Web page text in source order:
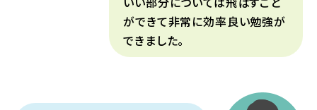
ができて非常に効率良い勉強が
できました。